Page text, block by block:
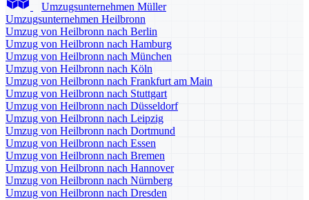
Umzugsunternehmen Müller
Umzugsunternehmen Heilbronn
Umzug von Heilbronn nach Berlin
Umzug von Heilbronn nach Hamburg
Umzug von Heilbronn nach München
Umzug von Heilbronn nach Köln
Umzug von Heilbronn nach Frankfurt am Main
Umzug von Heilbronn nach Stuttgart
Umzug von Heilbronn nach Düsseldorf
Umzug von Heilbronn nach Leipzig
Umzug von Heilbronn nach Dortmund
Umzug von Heilbronn nach Essen
Umzug von Heilbronn nach Bremen
Umzug von Heilbronn nach Hannover
Umzug von Heilbronn nach Nürnberg
Umzug von Heilbronn nach Dresden